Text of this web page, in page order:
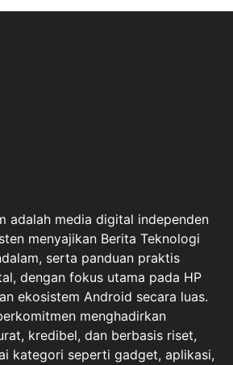
adalah media digital independen
menyajikan Berita Teknologi
serta panduan praktis
dengan fokus utama pada HP
ekosistem Android secara luas.
menghadirkan
kredibel, dan berbasis riset,
kategori seperti gadget, aplikasi,